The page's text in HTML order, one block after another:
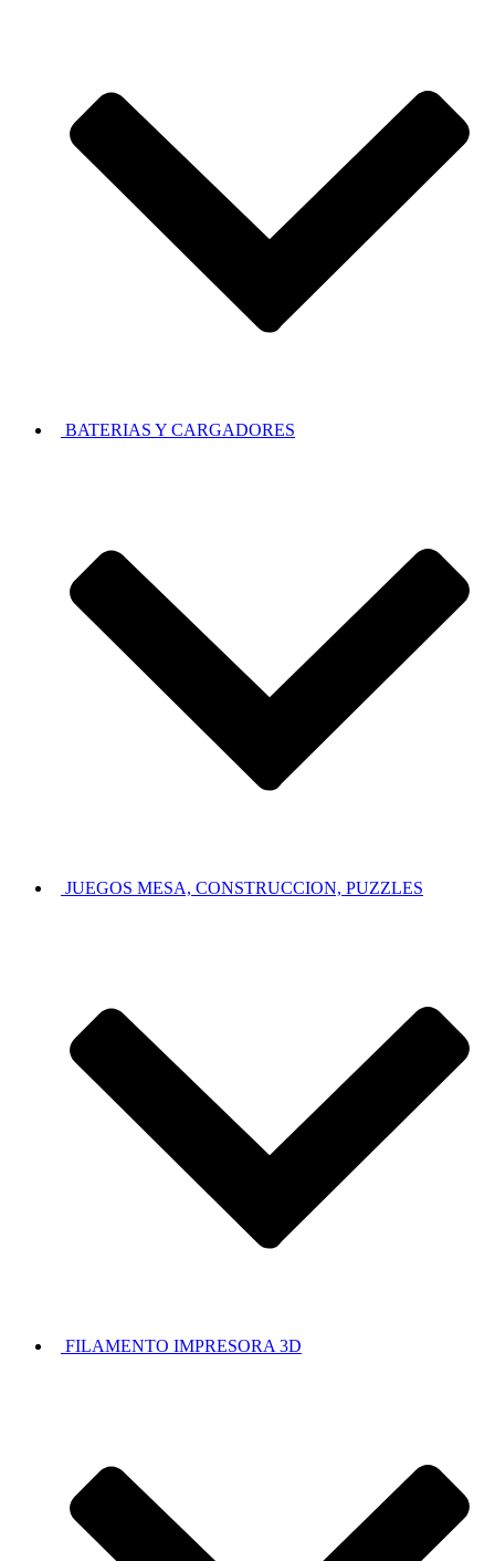
BATERIAS Y CARGADORES
JUEGOS MESA, CONSTRUCCION, PUZZLES
FILAMENTO IMPRESORA 3D